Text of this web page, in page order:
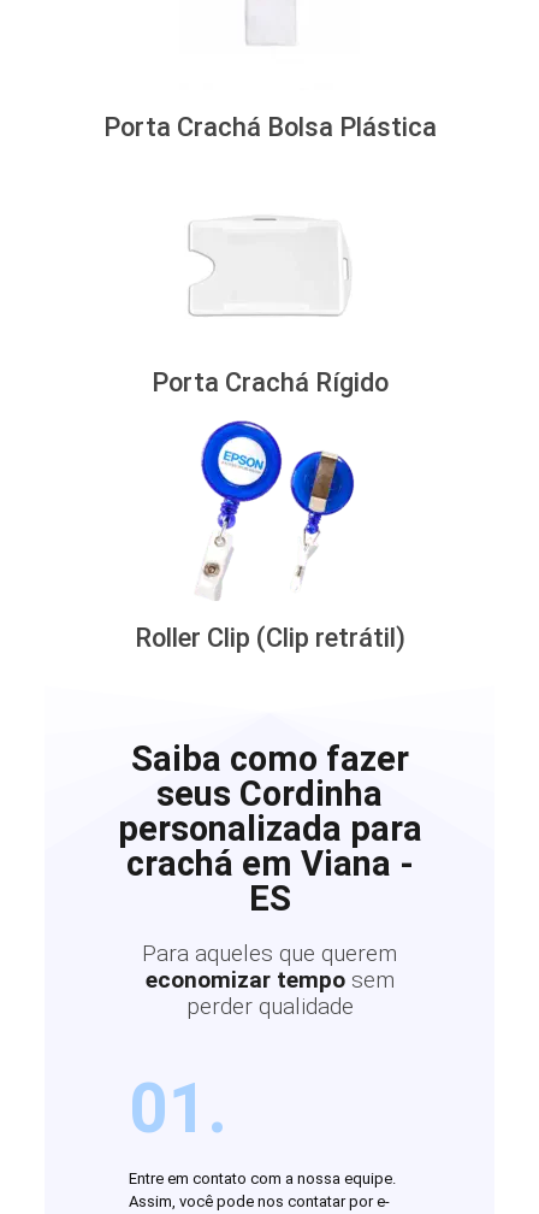
Porta Crachá Bolsa Plástica
Porta Crachá Rígido
Roller Clip (Clip retrátil)
Saiba como fazer
seus Cordinha
personalizada para
crachá em Viana -
ES
Para aqueles que querem
economizar tempo sem
perder qualidade
01.
Entre em contato com a nossa equipe.
Assim, você pode nos contatar por e-